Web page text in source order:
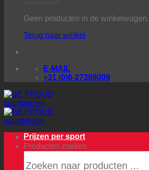
Geen producten in de winkelwagen.
Terug naar winkel
E-MAIL
+31 (0)6-27388009
Producten zoeken
Prijzen per sport